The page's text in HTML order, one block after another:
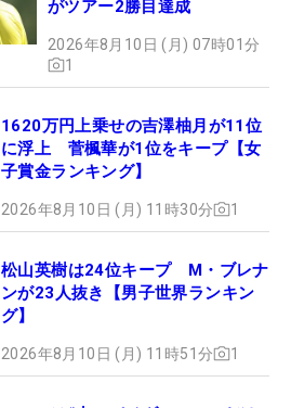
がツアー2勝目達成
2026年8月10日 (月) 07時01分
1
1620万円上乗せの吉澤柚月が11位
に浮上 菅楓華が1位をキープ【女
子賞金ランキング】
2026年8月10日 (月) 11時30分 1
松山英樹は24位キープ M・ブレナ
ンが23人抜き【男子世界ランキン
グ】
2026年8月10日 (月) 11時51分 1